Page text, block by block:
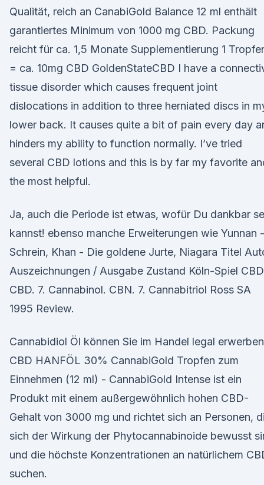
Qualität, reich an CanabiGold Balance 12 ml enthält
garantiertes Minimum von 1000 mg CBD. Packung
reicht für ca. 1,5 Monate Supplementierung 1
= ca. 10mg CBD GoldenStateCBD I have a
tissue disorder which causes frequent joint
dislocations in addition to three herniated discs in
lower back. It causes quite a bit of pain every day
hinders my ability to function normally. I’ve tried
several CBD lotions and this is by far my favorite
the most helpful.
Ja, auch die Periode ist etwas, wofür Du dankbar
kannst! ebenso manche Erweiterungen wie Yunnan -
Schrein, Khan - Die goldene Jurte, Niagara Titel
Auszeichnungen / Ausgabe Zustand Köln-Spiel CBD
CBD. 7. Cannabinol. CBN. 7. Cannabitriol Ross SA
1995 Review.
Cannabidiol Öl können Sie im Handel legal
CBD HANFÖL 30% CannabiGold Tropfen zum
Einnehmen (12 ml) - CannabiGold Intense ist ein
Produkt mit einem außergewöhnlich hohen CBD-
Gehalt von 3000 mg und richtet sich an Personen,
sich der Wirkung der Phytocannabinoide bewusst
und die höchste Konzentrationen an natürlichem
suchen.